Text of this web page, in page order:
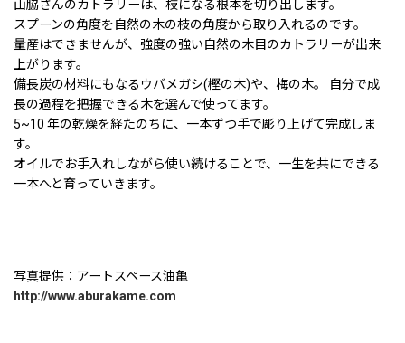
山脇さんのカトラリーは、枝になる根本を切り出します。
スプーンの角度を自然の木の枝の角度から取り入れるのです。
量産はできませんが、強度の強い自然の木目のカトラリーが出来
上がります。
備長炭の材料にもなるウバメガシ(樫の木)や、梅の木。 自分で成
長の過程を把握できる木を選んで使ってます。
5~10 年の乾燥を経たのちに、一本ずつ手で彫り上げて完成しま
す。
オイルでお手入れしながら使い続けることで、一生を共にできる
一本へと育っていきます。
写真提供：アートスペース油亀
http://www.aburakame.com